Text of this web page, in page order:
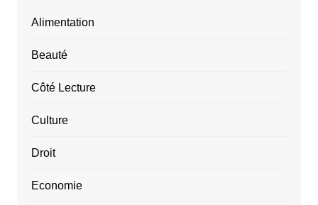
Alimentation
Beauté
Côté Lecture
Culture
Droit
Economie